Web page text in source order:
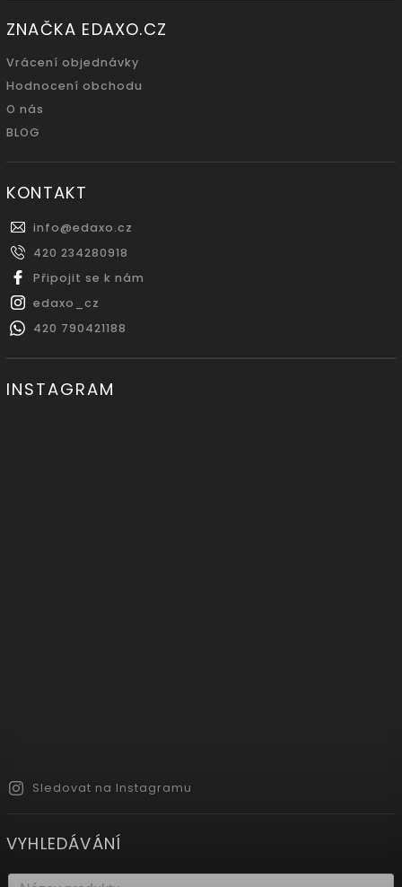
ZNAČKA EDAXO.CZ
Vrácení objednávky
Hodnocení obchodu
O nás
BLOG
KONTAKT
info@edaxo.cz
420 234280918
Připojit se k nám
edaxo_cz
420 790421188
INSTAGRAM
Sledovat na Instagramu
VYHLEDÁVÁNÍ